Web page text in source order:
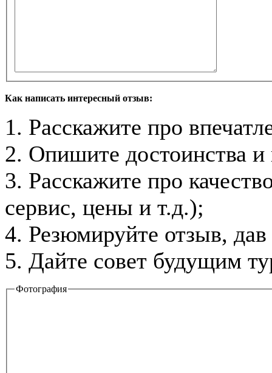
Как написать интересный отзыв:
1. Расскажите про
2. Опишите достоинства и
3. Расскажите про
сервис, цены и т.д.);
4. Резюмируйте отзыв,
5. Дайте совет будущим
Фотография